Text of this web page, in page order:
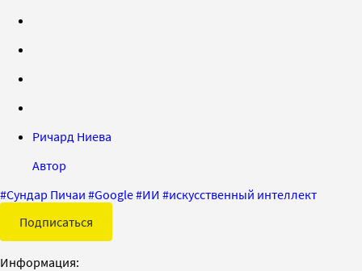
Ричард Ниева
Автор
#Сундар Пичаи #Google#ИИ #искусственный интеллект
Подписаться
Информация: